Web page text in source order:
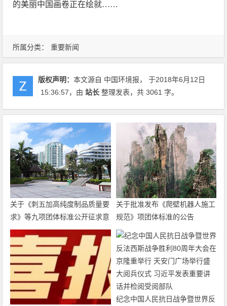
所属分类： 重要新闻
的美丽中国画卷正在绘就……
版权声明：本文源自 中国环境报， 于2018年6月12日
15:36:57，由站长 整理发表，共 3061 字。
关于《刺五加高纯度制品质量要
求》等九项团体标准公开征求意
见的通知
关于批准发布《爬壁机器人施工
规范》项团体标准的公告
纪念中国人民抗日战争暨世界反